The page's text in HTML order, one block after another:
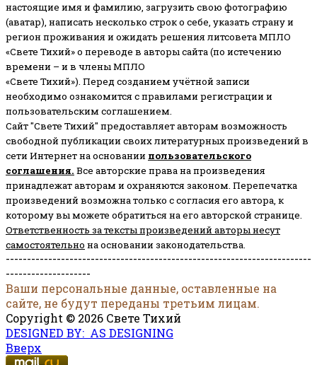
настоящие имя и фамилию, загрузить свою фотографию
(аватар), написать несколько строк о себе, указать страну и
регион проживания и ожидать решения литсовета МПЛО
«Свете Тихий» о переводе в авторы сайта (по истечению
времени – и в члены МПЛО
«Свете Тихий»). Перед созданием учётной записи
необходимо ознакомится с правилами регистрации и
пользовательским соглашением.
Сайт "Свете Тихий" предоставляет авторам возможность
свободной публикации своих литературных произведений в
сети Интернет на основании пользовательского
соглашения. Все авторские права на произведения
принадлежат авторам и охраняются законом. Перепечатка
произведений возможна только с согласия его автора, к
которому вы можете обратиться на его авторской странице.
Ответственность за тексты произведений авторы несут
самостоятельно на основании законодательства.
------------------------------------------------------------------------
--------------------
Ваши персональные данные, оставленные на
сайте, не будут переданы третьим лицам.
Copyright © 2026 Свете Тихий
DESIGNED BY: AS DESIGNING
Вверх